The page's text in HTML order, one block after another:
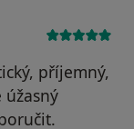
příjemný,